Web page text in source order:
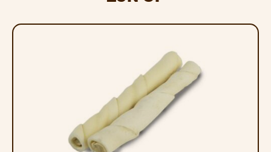
rundvlees 1%, varkensvlees, inuline
Analytische bestanddelen
Ruw eiwit 80,8%, ruwe celstof 1,1%, ruw
vet 2%, ruwe as 7,2%, vocht 10,8%.
Additieven/1 kg
L-carnitine (80 mg/kg).